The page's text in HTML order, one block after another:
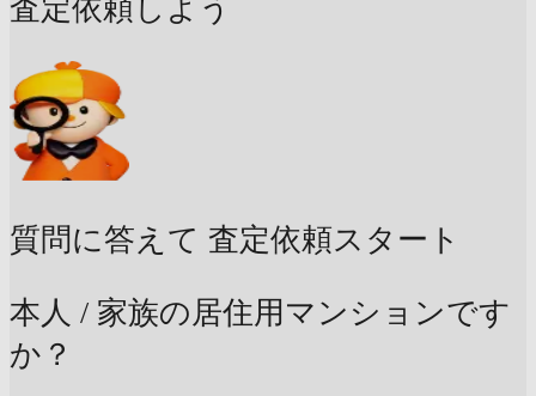
査定依頼しよう
質問に答えて 査定依頼スタート
本人 / 家族の居住用マンションです
か？